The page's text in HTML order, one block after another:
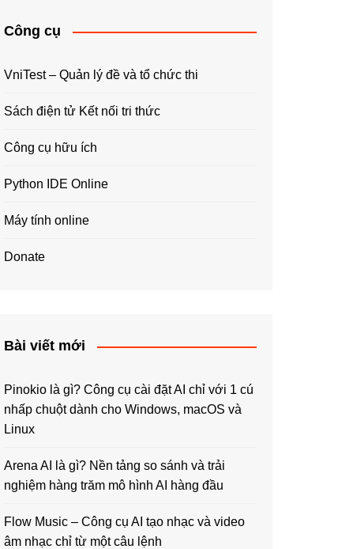
Công cụ
VniTest – Quản lý đề và tổ chức thi
Sách điện tử Kết nối tri thức
Công cụ hữu ích
Python IDE Online
Máy tính online
Donate
Bài viết mới
Pinokio là gì? Công cụ cài đặt AI chỉ với 1 cú
nhấp chuột dành cho Windows, macOS và
Linux
Arena AI là gì? Nền tảng so sánh và trải
nghiệm hàng trăm mô hình AI hàng đầu
Flow Music – Công cụ AI tạo nhạc và video
âm nhạc chỉ từ một câu lệnh